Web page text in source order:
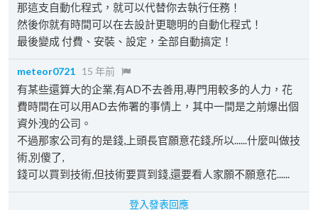
那這支自動化程式，就可以代替你去執行任務！
然後你就有時間可以在去設計更聰明的自動化程式！
最後變成 付費、安裝、設定，全部自動搞定！
meteor0721 15 年前
有某些還算大的企業,有AD不去善用,專門用較多的人力，花
費時間在可以用AD去佈署的事情上，其中一間是之前爆出個
資外洩的公司。
不過那家公司有的是錢,上頭長官願意花錢,所以......什麼叫做技
術,別傻了,
錢可以買到技術,但技術要買到錢,還要看人家願不願意花......
登入發表回應